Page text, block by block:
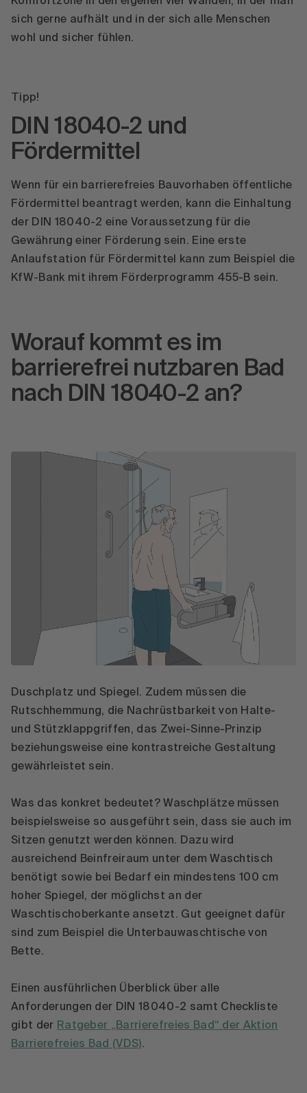
sich gerne aufhält und in der sich alle Menschen
wohl und sicher fühlen.
Tipp!
DIN 18040-2 und
Fördermittel
Wenn für ein barrierefreies Bauvorhaben öffentliche
Fördermittel beantragt werden, kann die Einhaltung
der DIN 18040-2 eine Voraussetzung für die
Gewährung einer Förderung sein. Eine erste
Anlaufstation für Fördermittel kann zum Beispiel die
KfW-Bank mit ihrem Förderprogramm 455-B sein.
Worauf kommt es im
barrierefrei nutzbaren Bad
nach DIN 18040-2 an?
Duschplatz und Spiegel. Zudem müssen die
Rutschhemmung, die Nachrüstbarkeit von Halte-
und Stützklappgriffen, das Zwei-Sinne-Prinzip
beziehungsweise eine kontrastreiche Gestaltung
gewährleistet sein.
Was das konkret bedeutet? Waschplätze müssen
beispielsweise so ausgeführt sein, dass sie auch im
Sitzen genutzt werden können. Dazu wird
ausreichend Beinfreiraum unter dem Waschtisch
benötigt sowie bei Bedarf ein mindestens 100 cm
hoher Spiegel, der möglichst an der
Waschtischoberkante ansetzt. Gut geeignet dafür
sind zum Beispiel die Unterbauwaschtische von
Bette.
Einen ausführlichen Überblick über alle
Anforderungen der DIN 18040-2 samt Checkliste
gibt der Ratgeber „Barrierefreies Bad“ der Aktion
Barrierefreies Bad (VDS).